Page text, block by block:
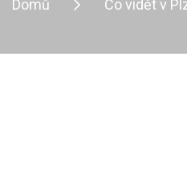
Domů Co vidět v